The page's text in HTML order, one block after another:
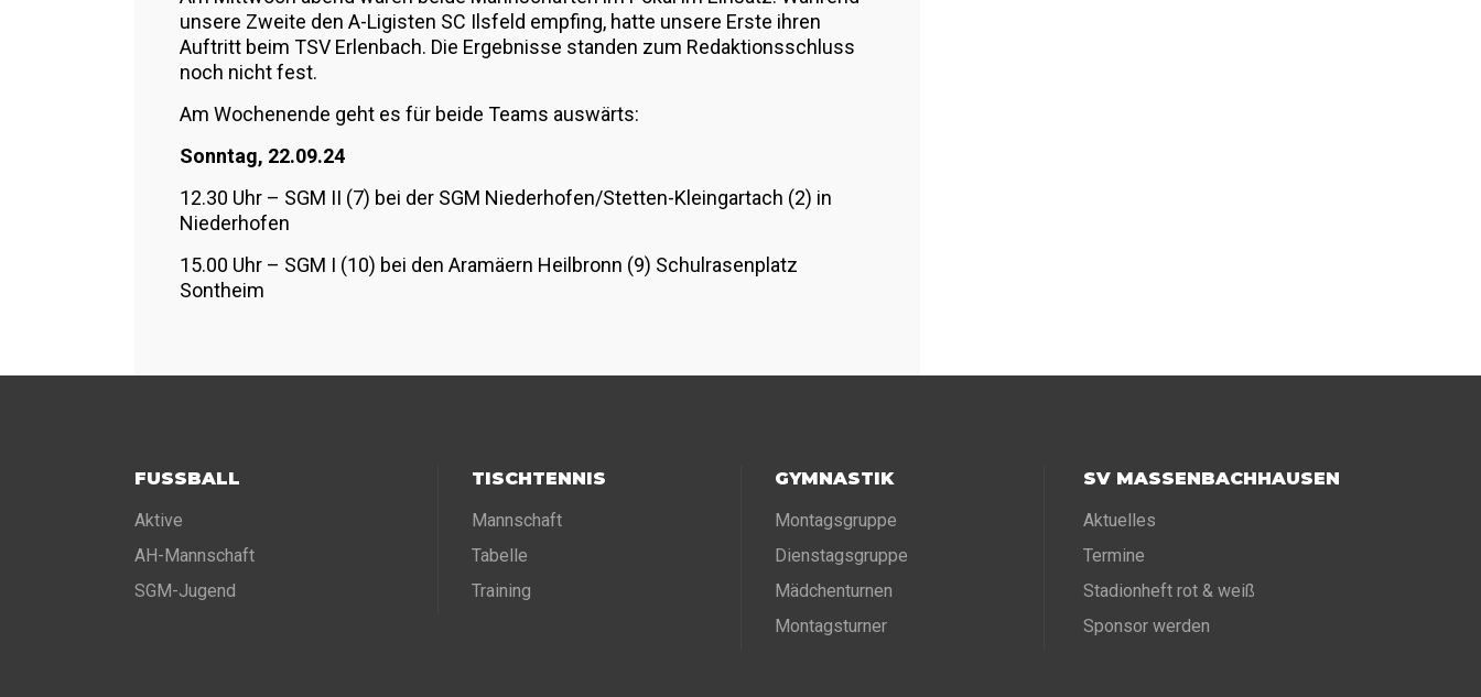
unsere Zweite den A-Ligisten SC Ilsfeld empfing, hatte unsere Erste ihren
Auftritt beim TSV Erlenbach. Die Ergebnisse standen zum Redaktionsschluss
noch nicht fest.
Am Wochenende geht es für beide Teams auswärts:
Sonntag, 22.09.24
12.30 Uhr – SGM II (7) bei der SGM Niederhofen/Stetten-Kleingartach (2) in
Niederhofen
15.00 Uhr – SGM I (10) bei den Aramäern Heilbronn (9) Schulrasenplatz
Sontheim
FUSSBALL
Aktive
AH-Mannschaft
SGM-Jugend
TISCHTENNIS
Mannschaft
Tabelle
Training
GYMNASTIK
Montagsgruppe
Dienstagsgruppe
Mädchenturnen
Montagsturner
SV MASSENBACHHAUSEN
Aktuelles
Termine
Stadionheft rot & weiß
Sponsor werden